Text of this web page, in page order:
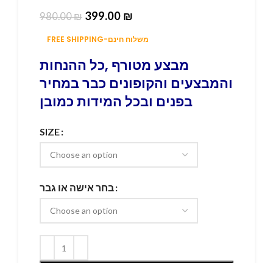
980.00₪ 399.00 ₪
FREE SHIPPING-משלוח חינם
מבצע מטורף ,כל ההנחות
והמבצעים והקופונים כבר במחיר
בפנים ובכל המידות כמובן
SIZE
בחר אישה או גבר